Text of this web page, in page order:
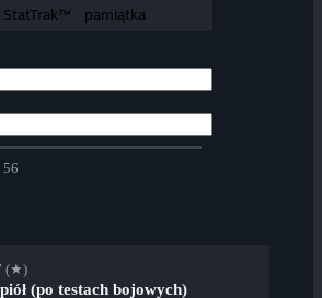
StatTrak™ pamiątka
(★)
(po testach bojowych)